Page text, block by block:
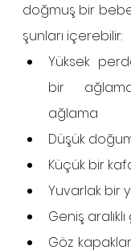
doğmuş bir
şunları içerebilir:
Yüksek
bir
ağlama
Düşük doğum
Küçük bir
Yuvarlak bir
Geniş
Göz